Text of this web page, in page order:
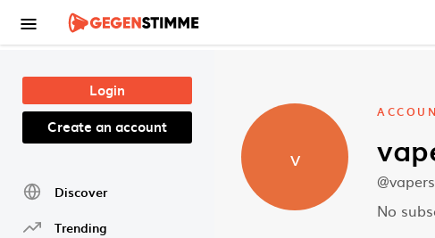
Skip to main content
Login
Create an account
Discover
Trending
v
No